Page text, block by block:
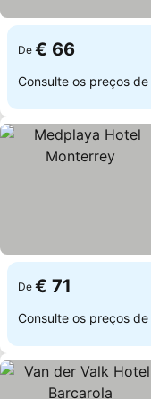
De € 66
Consulte os preços de
De € 71
Consulte os preços de